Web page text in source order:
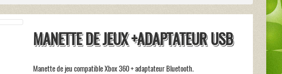
MANETTE DE JEUX +ADAPTATEUR USB
Manette de jeu compatible Xbox 360 + adaptateur Bluetooth.